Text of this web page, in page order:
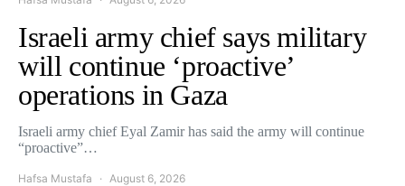
Israeli army chief says military
will continue ‘proactive’
operations in Gaza
Israeli army chief Eyal Zamir has said the army will continue
“proactive”…
Hafsa Mustafa August 6, 2026